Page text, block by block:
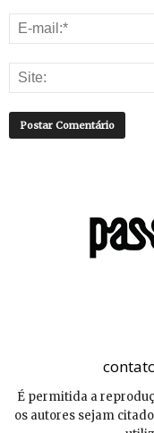
É permitida a
os autores sejam